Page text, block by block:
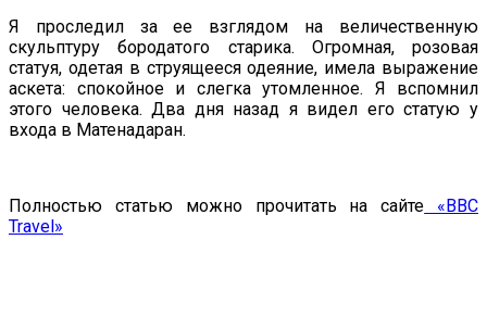
Я проследил за ее взглядом на величественную
скульптуру бородатого старика. Огромная, розовая
статуя, одетая в струящееся одеяние, имела выражение
аскета: спокойное и слегка утомленное. Я вспомнил
этого человека. Два дня назад я видел его статую у
входа в Матенадаран.
Полностью статью можно прочитать на сайте «BBC
Travel»